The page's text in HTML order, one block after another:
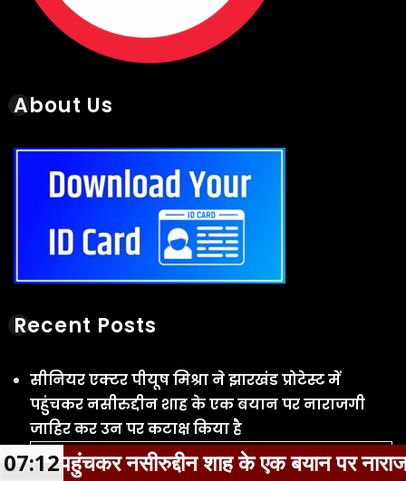
Recent Posts
सीनियर एक्टर पीयूष मिश्रा ने झारखंड प्रोटेस्ट में
पहुंचकर नसीरुद्दीन शाह के एक बयान पर नाराजगी
जाहिर कर उन पर कटाक्ष किया है
फिल्म जोरू का गुलाम के डायरेक्टर 73 साल के शकील
नूरानी को यौन उत्पीड़न और दुष्कर्म के मामले में
गिरफ्तार किया गया
August 10, 2026
के एक बयान पर नाराजगी जाहिर कर उन पर कटाक्ष
07:13